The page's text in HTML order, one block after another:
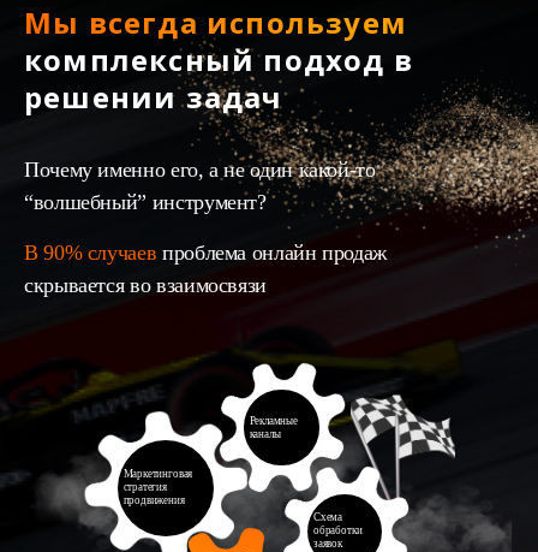
Мы всегда используем
комплексный подход в
решении задач
Почему именно его, а не один какой-то
“волшебный” инструмент?
В 90% случаев проблема онлайн продаж
скрывается во взаимосвязи
Маркетинговая
стратегия
продвижения
Рекламные
каналы
Схема
обработки
заявок